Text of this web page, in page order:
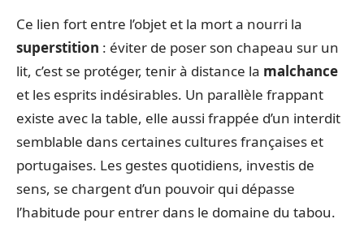
Ce lien fort entre l’objet et la mort a nourri la
superstition : éviter de poser son chapeau sur un
lit, c’est se protéger, tenir à distance la malchance
et les esprits indésirables. Un parallèle frappant
existe avec la table, elle aussi frappée d’un interdit
semblable dans certaines cultures françaises et
portugaises. Les gestes quotidiens, investis de
sens, se chargent d’un pouvoir qui dépasse
l’habitude pour entrer dans le domaine du tabou.